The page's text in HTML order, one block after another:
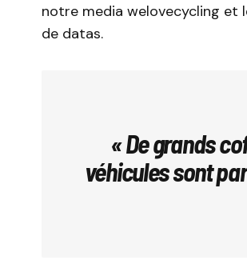
notre media welovecycling et
de datas.
« De grands
véhicules sont